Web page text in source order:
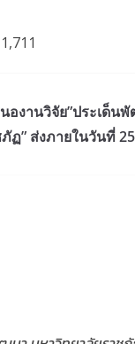
ฏ” ส่งภายในวันที่